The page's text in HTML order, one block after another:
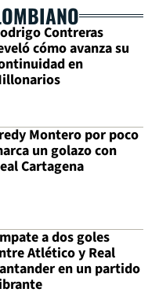
Contreras
cómo avanza su
en
Montero por poco
un golazo con
Cartagena
a dos goles
Atlético y Real
en un partido